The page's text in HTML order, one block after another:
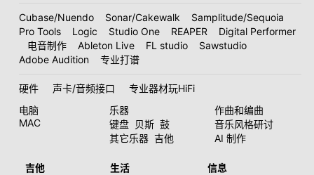
Cubase/Nuendo Sonar/Cakewalk
Samplitude/Sequoia
Pro Tools
Logic Studio One REAPER
Digital Performer
电音制作
Ableton Live FL studio
Sawstudio
Adobe Audition
专业打谱
硬件 声卡/音频接口
专业器材玩HiFi
电脑
MAC
乐器
键盘 贝斯 鼓
其它乐器 吉他
作曲和编曲
音乐风格研讨
AI 制作
吉他
生活
信息